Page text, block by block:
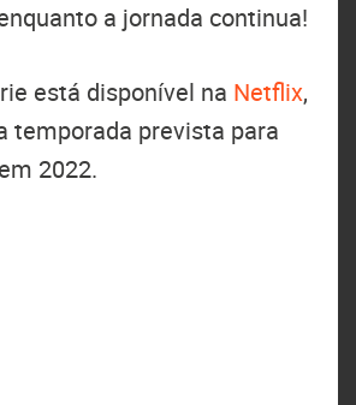
a jornada continua!
está disponível na Netflix,
temporada prevista para
2022.